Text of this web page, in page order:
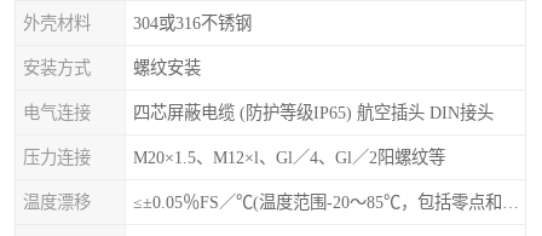
外壳材料 304或316不锈钢
安装方式 螺纹安装
电气连接 四芯屏蔽电缆 (防护等级IP65) 航空插头 DIN接头
压力连接 M20×1.5、M12×l、Gl／4、Gl／2阳螺纹等
温度漂移